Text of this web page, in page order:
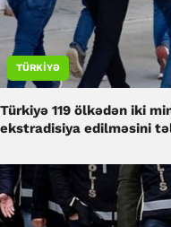
TÜRKIYƏ
Türkiyə 119 ölkədən iki
ekstradisiya edilməsini